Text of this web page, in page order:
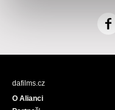
F
c
dafilms.cz
O Alianci